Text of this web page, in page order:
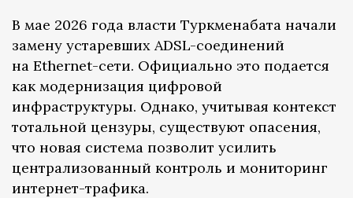
В мае 2026 года власти Туркменабата начали
замену устаревших ADSL-соединений
на Ethernet-сети. Официально это подается
как модернизация цифровой
инфраструктуры. Однако, учитывая контекст
тотальной цензуры, существуют опасения,
что новая система позволит усилить
централизованный контроль и мониторинг
интернет-трафика.